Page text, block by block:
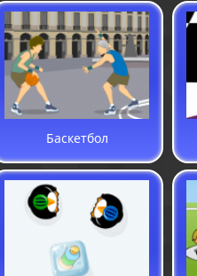
Баскетбол